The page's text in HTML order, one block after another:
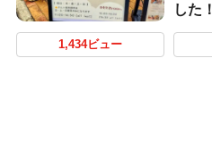
した！
1,434ビュー